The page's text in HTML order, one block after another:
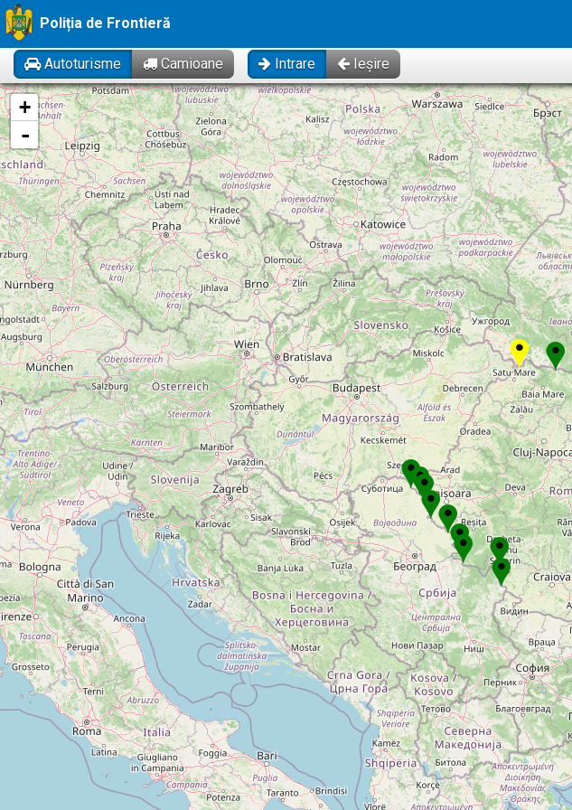
Poliția de Frontieră
Autoturisme Camioane Intrare Ieșire
Se incarcă! Vă rugăm să așteptați câteva momente...
+
-